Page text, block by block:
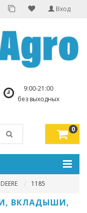
Вход
9:00-21:00
без выходных
0
1185
ВКЛАДЫШИ,